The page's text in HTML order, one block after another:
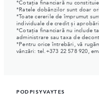
*Cotația financiară nu
*Ratele dobânzilor sunt doar
*Toate cererile de împrumut
individuale de credit și
*Cotația financiară nu include
administrare sau taxa de
*Pentru orice întrebări, vă
vânzări: tel.+373 22 578 920,
PODPISYVAYTES